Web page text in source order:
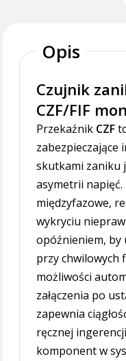
Opis
Czujnik
CZF/FIF
Przekaźnik CZF
zabezpieczające
skutkami zaniku
asymetrii
międzyfazowe,
wykryciu
opóźnieniem, by
przy chwilowych
możliwości
załączenia po
zapewnia
ręcznej
komponent w